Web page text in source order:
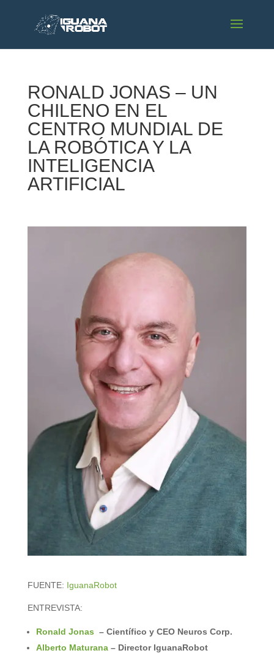
RONALD JONAS – UN
CHILENO EN EL
CENTRO MUNDIAL DE
LA ROBÓTICA Y LA
INTELIGENCIA
ARTIFICIAL
FUENTE: IguanaRobot
ENTREVISTA:
Ronald Jonas – Científico y CEO Neuros Corp.
Alberto Maturana– Director IguanaRobot